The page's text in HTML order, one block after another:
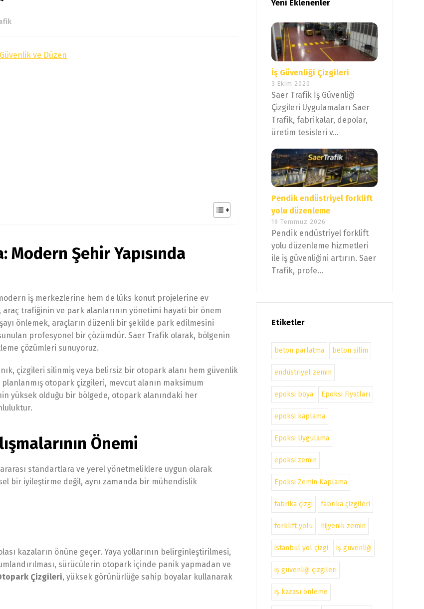
ve Düzen
Modern Şehir Yapısında
iş merkezlerine hem de lüks konut projelerine ev
trafiğinin ve park alanlarının yönetimi hayati bir önem
önlemek, araçların düzenli bir şekilde park edilmesini
profesyonel bir çözümdür. Saer Trafik olarak, bölgenin
çözümleri sunuyoruz.
çizgileri silinmiş veya belirsiz bir otopark alanı hem güvenlik
otopark çizgileri, mevcut alanın maksimum
yüksek olduğu bir bölgede, otopark alanındaki her
Önemi
standartlara ve yerel yönetmeliklere uygun olarak
bir iyileştirme değil, aynı zamanda bir mühendislik
kazaların önüne geçer. Yaya yollarının belirginleştirilmesi,
sürücülerin otopark içinde panik yapmadan ve
Çizgileri, yüksek görünürlüğe sahip boyalar kullanarak
Yeni Eklenenler
İş Güvenliği Çizgileri
3 Ekim 2020
Saer Trafik İş Güvenliği
Çizgileri Uygulamaları Saer
Trafik, fabrikalar, depolar,
üretim tesisleri v...
Pendik endüstriyel forklift
yolu düzenleme
19 Temmuz 2026
Pendik endüstriyel forklift
yolu düzenleme hizmetleri
ile iş güvenliğini artırın. Saer
Trafik, profe...
Etiketler
beton parlatma beton silim
endüstriyel zemin
epoksi boya Epoksi Fiyatları
epoksi kaplama
Epoksi Uygulama
epoksi zemin
Epoksi Zemin Kaplama
fabrika çizgi fabrika çizgileri
forklift yolu hijyenik zemin
istanbul yol çizgi iş güvenliği
iş güvenliği çizgileri
iş kazası önleme